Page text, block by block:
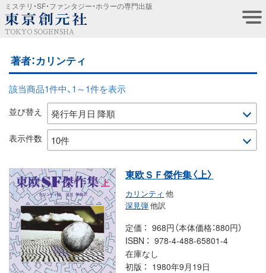
ミステリ・SF・ファンタジー・ホラーの専門出版
TOKYO SOGENSHA
著者：カリンティ
該当商品1件中、1～1件を表示
並び替え
表示件数
東欧ＳＦ傑作集〈上〉
カリンティ 他
深見弾他訳
定価
968円（本体価格：880円）
ISBN
978-4-488-65801-4
在庫なし
初版
1980年9月19日